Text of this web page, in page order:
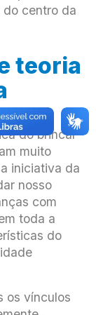
centro da
teoria
do brincar
muito
iniciativa da
nosso
com
toda a
do
os vínculos